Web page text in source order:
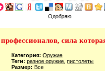
Одобряю
сила
Категория: Оружие
Теги: разное оружие ,пистолеты
Размер: Все